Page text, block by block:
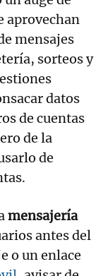
aprovechan
mensajes
sorteos y
datos
de cuentas
de la
de
mensajería
antes del
o un enlace